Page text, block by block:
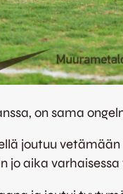
on sama
joutuu
aika varhaisessa